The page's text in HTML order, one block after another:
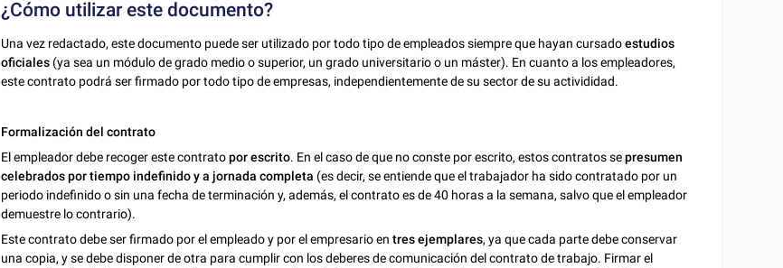
¿Cómo utilizar este documento?
Una vez redactado, este documento puede ser utilizado por todo tipo de empleados siempre que hayan cursadoestudios
oficiales (ya sea un módulo de grado medio o superior, un grado universitario o un máster). En cuanto a los empleadores,
este contrato podrá ser firmado por todo tipo de empresas, independientemente de su sector de su activididad.
Formalización del contrato
El empleador debe recoger este contratopor escrito. En el caso de que no conste por escrito, estos contratos sepresumen
celebrados por tiempo indefinido y a jornada completa (es decir, se entiende que el trabajador ha sido contratado por un
periodo indefinido o sin una fecha de terminación y, además, el contrato es de 40 horas a la semana, salvo que el empleador
demuestre lo contrario).
Este contrato debe ser firmado por el empleado y por el empresario entres ejemplares, ya que cada parte debe conservar
una copia, y se debe disponer de otra para cumplir con los deberes de comunicación del contrato de trabajo. Firmar el